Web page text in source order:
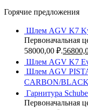
Горячие предложения
Шлем AGV K7
Первоначальная
58000,00 ₽.
Шлем AGV K7
Шлем AGV
CARBON/
Гарнитура
Первоначальная